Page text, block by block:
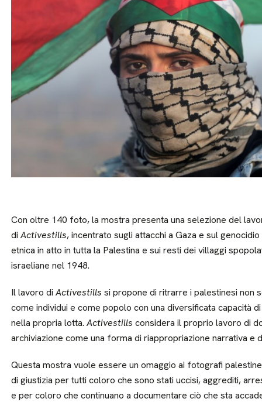
Con oltre 140 foto, la mostra presenta una selezione del
diActivestills, incentrato sugli attacchi a Gaza e sul
etnica in atto in tutta la Palestina e sui resti dei villaggi
israeliane nel 1948.
Il lavoro diActivestills si propone di ritrarre i palestinesi non
come individui e come popolo con una diversificata capacità
nella propria lotta. Activestills considera il proprio lavoro di
archiviazione come una forma di riappropriazione narrativa e
Questa mostra vuole essere un omaggio ai fotografi
di giustizia per tutti coloro che sono stati uccisi, aggrediti,
e per coloro che continuano a documentare ciò che sta